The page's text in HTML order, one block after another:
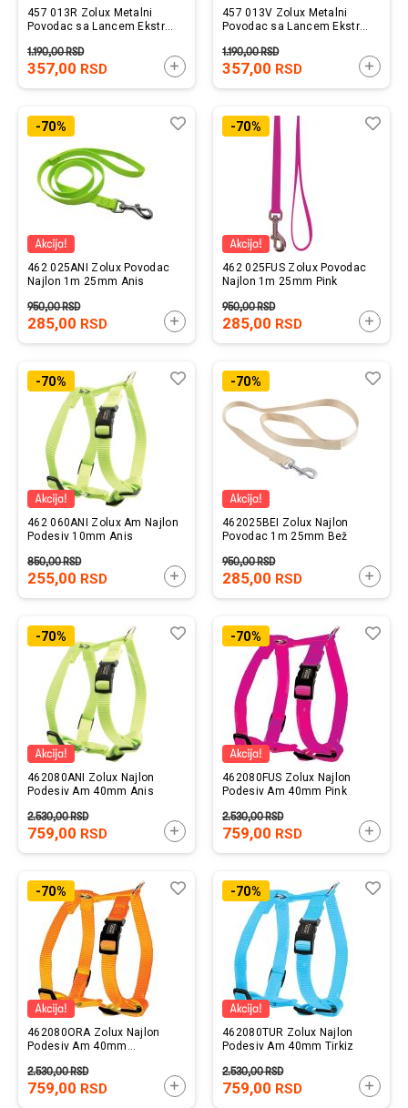
457 013R Zolux Metalni
Povodac sa Lancem Ekstra
357,00 RSD
1.190,00RSD
DODAJTE U KORPU
457 013V Zolux Metalni
Povodac sa Lancem Ekstra
357,00 RSD
1.190,00RSD
-70%
462 025ANI Zolux Povodac
Najlon 1m 25mm Anis
285,00 RSD
950,00RSD
DODAJTE U KORPU
Lista
Uporedi-70%
462 025FUS Zolux Povodac
Najlon 1m 25mm Pink
285,00 RSD
950,00RSD
-70%
462 060ANI Zolux Am Najlon
Podesiv 10mm Anis
255,00 RSD
850,00RSD
DODAJTE U KORPU
Lista
Uporedi-70%
462025BEI Zolux Najlon
Povodac 1m 25mm Bež
285,00 RSD
950,00RSD
-70%
462080ANI Zolux Najlon
Podesiv Am 40mm Anis
759,00 RSD
2.530,00RSD
DODAJTE U KORPU
Lista
Uporedi-70%
462080FUS Zolux Najlon
Podesiv Am 40mm Pink
759,00 RSD
2.530,00RSD
-70%
462080ORA Zolux Najlon
Podesiv Am 40mm
759,00 RSD
2.530,00RSD
DODAJTE U KORPU
Lista
Uporedi-70%
462080TUR Zolux Najlon
Podesiv Am 40mm Tirkiz
759,00 RSD
2.530,00RSD